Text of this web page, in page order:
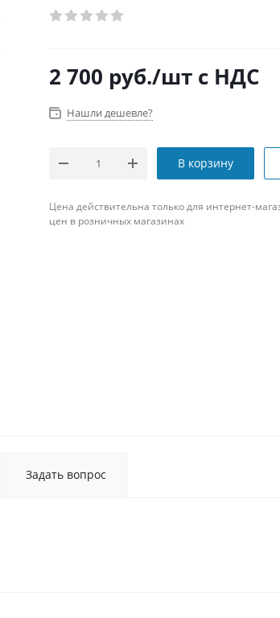
2 700 руб./шт с НДС
Нашли дешевле?
В корзину
Цена действительна только для интернет-
цен в розничных магазинах
Задать вопрос